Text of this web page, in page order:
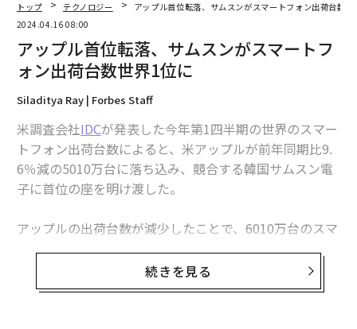
トップ テクノロジー
アップル首位転落、サムスンがスマートフォン出荷台数
2024.04.16 08:00
アップル首位転落、サムスンがスマートフ
ォン出荷台数世界1位に
Siladitya Ray | Forbes Staff
米調査会社IDCが発表した今年第1四半期の世界のスマー
トフォン出荷台数によると、米アップルが前年同期比9.
6％減の5010万台に落ち込み、競合する韓国サムスン電
子に首位の座を明け渡した。
アップルの出荷台数が減少したことで、6010万台のスマ
ートフォンを出荷したサムスンの市場占有率が世界最大
となった。だが、サムスンも前年同期比で約0.7％出荷台
数を減らしている。
続きを見る